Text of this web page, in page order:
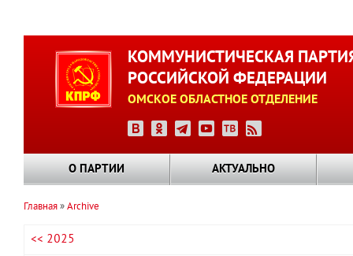
КОММУНИСТИЧЕСКАЯ
РОССИЙСКОЙ ФЕДЕРАЦИИ
ОМСКОЕ ОБЛАСТНОЕ ОТДЕЛЕНИЕ
О ПАРТИИ АКТУАЛЬНО
навигации
Главная Archive
<< 2025